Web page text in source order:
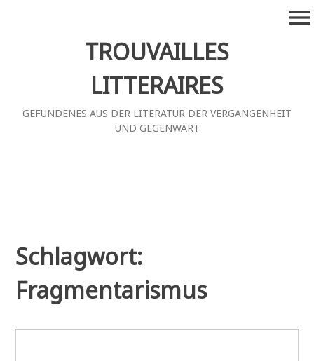
TROUVAILLES
LITTERAIRES
GEFUNDENES AUS DER LITERATUR DER VERGANGENHEIT
UND GEGENWART
menu
Schlagwort:
Fragmentarismus